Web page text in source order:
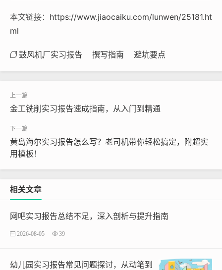
本文链接： https://www.jiaocaiku.com/lunwen/25181.ht
ml
鼓风机厂实习报告 撰写指南 避坑要点
金工铣削实习报告速成指南，从入门到精通
黄岛海尔实习报告怎么写？老司机带你轻松搞定，附超实
用模板！
相关文章
网吧实习报告总结不足，深入剖析与提升指南
2026-08-05 39
幼儿园实习报告常见问题探讨，从动笔到